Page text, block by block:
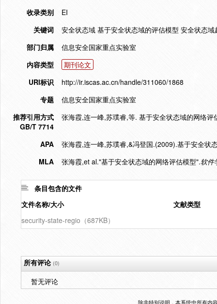
收录类别
EI
关键词
安全状态域 基于安全状态域的评估模型 安全状态
部门归属
信息安全国家重点实验室
内容类型
期刊论文
URI标识
http://ir.iscas.ac.cn/handle/311060/1868
专题
信息安全国家重点实验室
推荐引用方式
GB/T 7714
张海霞,连一峰,苏璞睿,等. 基于安全状态域的网络
APA
张海霞,连一峰,苏璞睿,&冯登国.(2009).基于安全状
MLA
张海霞,et al."基于安全状态域的网络评估模型".软件
条目包含的文件
文件名称/大小
文献类型
security-state-regio（687KB）
所有评论(0)
暂无评论
除非特别说明，本系统中所有内